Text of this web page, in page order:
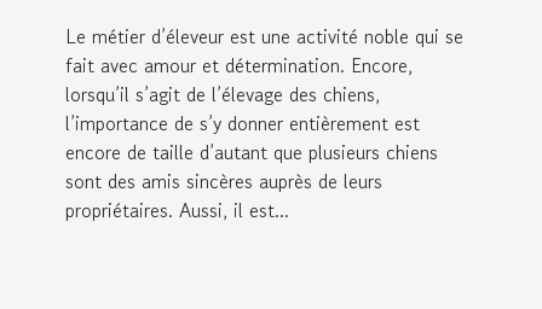
Le métier d’éleveur est une activité noble qui se
fait avec amour et détermination. Encore,
lorsqu’il s’agit de l’élevage des chiens,
l’importance de s’y donner entièrement est
encore de taille d’autant que plusieurs chiens
sont des amis sincères auprès de leurs
propriétaires. Aussi, il est...